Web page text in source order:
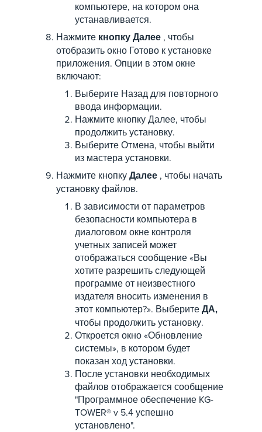
компьютере, на котором она
устанавливается.
Нажмите кнопку Далее , чтобы
отобразить окно Готово к установке
приложения. Опции в этом окне
включают:
Выберите Назад для повторного
ввода информации.
Нажмите кнопку Далее, чтобы
продолжить установку.
Выберите Отмена, чтобы выйти
из мастера установки.
Нажмите кнопкуДалее , чтобы начать
установку файлов.
В зависимости от параметров
безопасности компьютера в
диалоговом окне контроля
учетных записей может
отображаться сообщение «Вы
хотите разрешить следующей
программе от неизвестного
издателя вносить изменения в
этот компьютер?». ВыберитеДА,
чтобы продолжить установку.
Откроется окно «Обновление
системы», в котором будет
показан ход установки.
После установки необходимых
файлов отображается сообщение
"Программное обеспечение KG-
TOWER® v 5.4 успешно
установлено".